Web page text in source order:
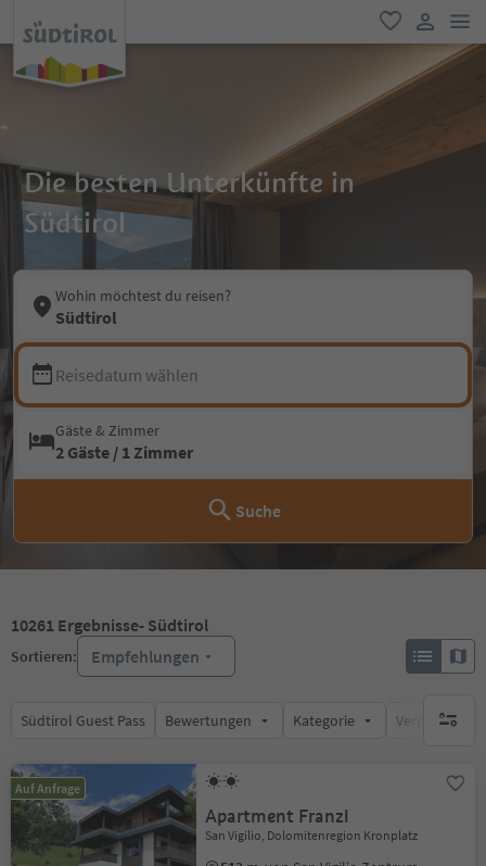
favorit
user link
Die besten Unterkünfte in
Südtirol
Wohin möchtest du reisen?
Südtirol
Reisedatum wählen
Gäste & Zimmer
2 Gäste / 1 Zimmer
Suche
10261 Ergebnisse- Südtirol
Sortieren: Empfehlungen
Südtirol Guest Pass Bewertungen Kategorie keine
Auf Anfrage
Apartment Franzl
San Vigilio, Dolomitenregion Kronplatz